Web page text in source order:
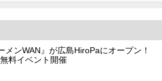
メンWAN』が広島HiroPaにオープン！
料イベント開催